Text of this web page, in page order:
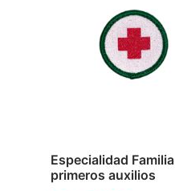
Especialidad Familia
primeros auxilios